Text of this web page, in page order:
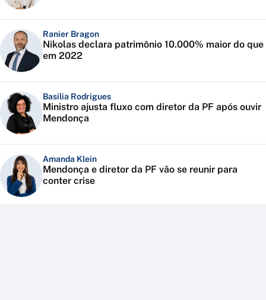
Ranier Bragon
Nikolas declara patrimônio 10.000% maior do que
em 2022
Basília Rodrigues
Ministro ajusta fluxo com diretor da PF após ouvir
Mendonça
Amanda Klein
Mendonça e diretor da PF vão se reunir para
conter crise